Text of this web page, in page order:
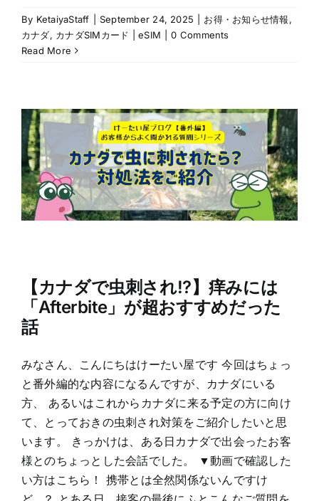
By KetaiyaStaff September 24, 2025 お得・お知らせ情報,
カナダ, カナダSIMカード | eSIM
0 Comments
Read More
【カナダで虫刺され!?】痒みには
「Afterbite」が超おすすめだった
話
みなさん、こんにちはけーたい屋です 今回はちょっ
と番外編的な内容になるんですが、カナダにいる
方、 あるいはこれからカナダに来る予定の方に向け
て、とっておきの虫刺され対策をご紹介したいと思
います。 きっかけは、ある日カナダで出会ったお客
様とのちょっとした会話でした。 ▼動画で確認した
い方はこちら！ 携帯とは全然関係ないんですけ